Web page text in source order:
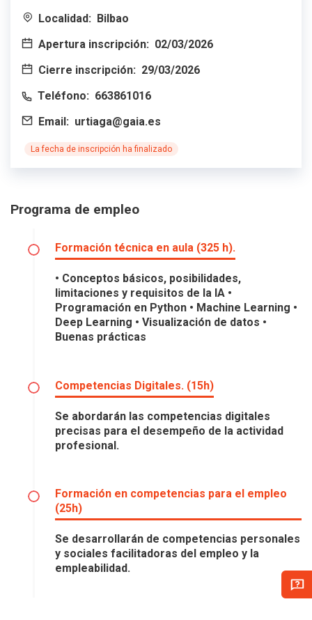
Localidad: Bilbao
Apertura inscripción: 02/03/2026
Cierre inscripción: 29/03/2026
Teléfono: 663861016
Email: urtiaga@gaia.es
La fecha de inscripción ha finalizado
Programa de empleo
Formación técnica en aula (325 h).
• Conceptos básicos, posibilidades,
limitaciones y requisitos de la IA •
Programación en Python • Machine Learning •
Deep Learning • Visualización de datos •
Buenas prácticas
Competencias Digitales. (15h)
Se abordarán las competencias digitales
precisas para el desempeño de la actividad
profesional.
Formación en competencias para el empleo
(25h)
Se desarrollarán de competencias personales
y sociales facilitadoras del empleo y la
empleabilidad.